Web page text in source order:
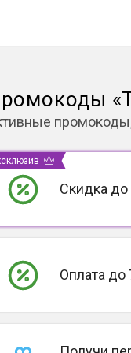
«
Скидка до
Оплата до